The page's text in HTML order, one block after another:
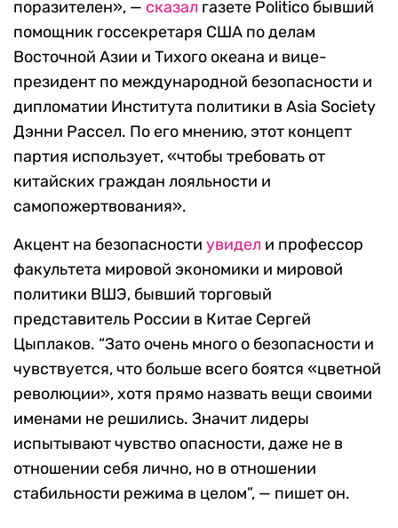
поразителен», — сказал газете Politico бывший
помощник госсекретаря США по делам
Восточной Азии и Тихого океана и вице-
президент по международной безопасности и
дипломатии Института политики в Asia Society
Дэнни Рассел. По его мнению, этот концепт
партия использует, «чтобы требовать от
китайских граждан лояльности и
самопожертвования».
Акцент на безопасности увидел и профессор
факультета мировой экономики и мировой
политики ВШЭ, бывший торговый
представитель России в Китае Сергей
Цыплаков. “Зато очень много о безопасности и
чувствуется, что больше всего боятся «цветной
революции», хотя прямо назвать вещи своими
именами не решились. Значит лидеры
испытывают чувство опасности, даже не в
отношении себя лично, но в отношении
стабильности режима в целом”, — пишет он.